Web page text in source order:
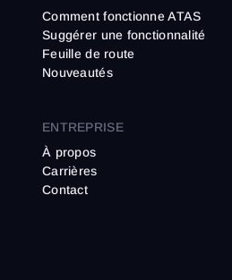
Comment fonctionne ATAS
Suggérer une fonctionnalité
Feuille de route
Nouveautés
ENTREPRISE
À propos
Carrières
Contact